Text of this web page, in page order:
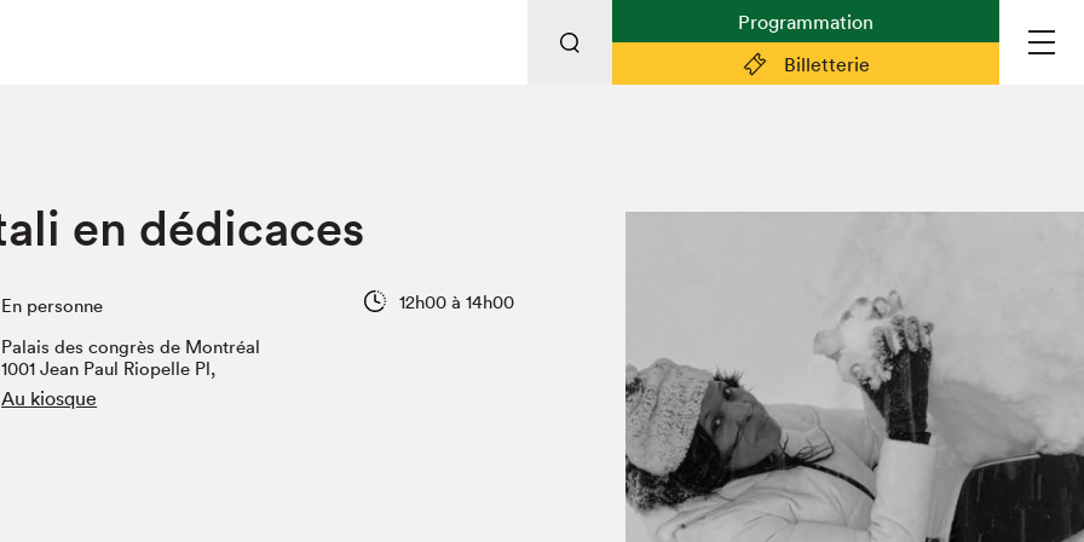
Billetterie
Programmation
Salon
Traiteur
des
À propos
harcèlement
Billetterie: achetez vos billets!
FAQ visiteur·euse·s
Espace professionnel·le·s
Espace enseignant·e·s
Espace médias
Devenir bénévole
Espace exposant·e·s
en dédicaces
En personne
12h00 à 14h00
Palais des congrès de Montréal
1001 Jean Paul Riopelle Pl,
Au kiosque